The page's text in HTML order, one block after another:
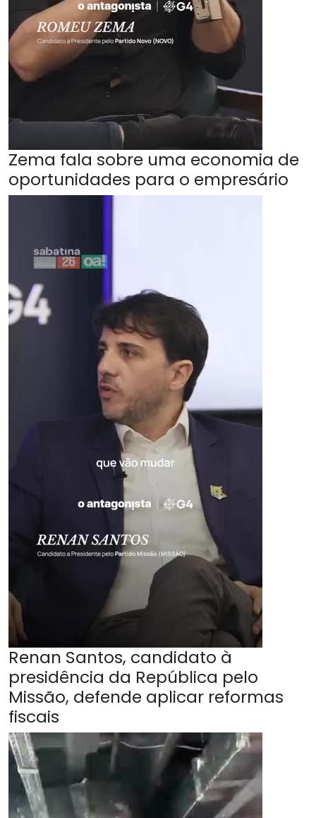
Zema fala sobre uma economia de
oportunidades para o empresário
Renan Santos, candidato à
presidência da República pelo
Missão, defende aplicar reformas
fiscais